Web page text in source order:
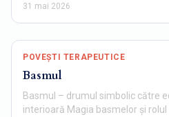
31 mai 2026
POVEȘTI TERAPEUTICE
Basmul
Basmul – drumul simbolic către
interioară Magia basmelor și